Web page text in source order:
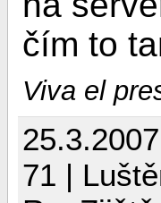
čím to
Viva el
71 |